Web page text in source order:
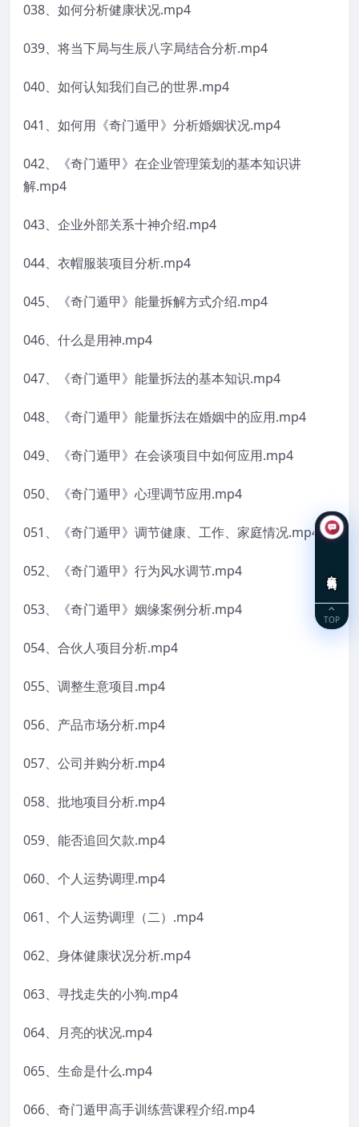
038、如何分析健康状况.mp4
039、将当下局与生辰八字局结合分析.mp4
040、如何认知我们自己的世界.mp4
041、如何用《奇门遁甲》分析婚姻状况.mp4
042、《奇门遁甲》在企业管理策划的基本知识讲
解.mp4
043、企业外部关系十神介绍.mp4
044、衣帽服装项目分析.mp4
045、《奇门遁甲》能量拆解方式介绍.mp4
046、什么是用神.mp4
047、《奇门遁甲》能量拆法的基本知识.mp4
048、《奇门遁甲》能量拆法在婚姻中的应用.mp4
049、《奇门遁甲》在会谈项目中如何应用.mp4
050、《奇门遁甲》心理调节应用.mp4
051、《奇门遁甲》调节健康、工作、家庭情况.mp4
052、《奇门遁甲》行为风水调节.mp4
053、《奇门遁甲》姻缘案例分析.mp4
054、合伙人项目分析.mp4
055、调整生意项目.mp4
056、产品市场分析.mp4
057、公司并购分析.mp4
058、批地项目分析.mp4
059、能否追回欠款.mp4
060、个人运势调理.mp4
061、个人运势调理（二）.mp4
062、身体健康状况分析.mp4
063、寻找走失的小狗.mp4
064、月亮的状况.mp4
065、生命是什么.mp4
066、奇门遁甲高手训练营课程介绍.mp4
TOP